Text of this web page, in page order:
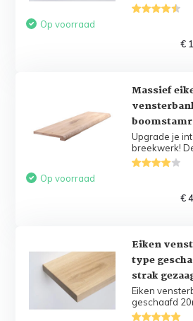
Op voorraad
€
Massief
Upgrade je
breekwerk!
Op voorraad
€
Eiken
type
strak
Eiken
geschaafd